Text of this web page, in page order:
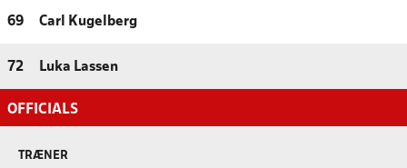
69 Carl Kugelberg
72 Luka Lassen
OFFICIALS
TRÆNER